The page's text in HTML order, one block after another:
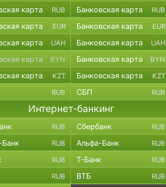
карта RUB Банковская карта RUB
карта EUR Банковская карта EUR
карта UAH Банковская карта UAH
карта BYN Банковская карта BYN
карта KZT Банковская карта KZT
RUB СБП RUB
Интернет-банкинг
RUB Сбербанк RUB
RUB Альфа-Банк RUB
RUB Т-Банк RUB
RUB ВТБ RUB